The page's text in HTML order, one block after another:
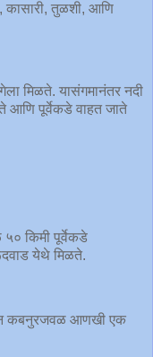
कासारी, तुळशी, आणि
मिळते. यासंगमानंतर नदी
आणि पूर्वेकडे वाहत जाते
किमी पूर्वेकडे
येथे मिळते.
कबनुरजवळ आणखी एक